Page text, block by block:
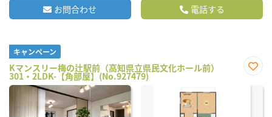
お問合わせ 電話する
キャンペーン
Kマンスリー梅の辻駅前（高知県立県民文化ホール前）
301・2LDK-【角部屋】(No.927479)
に入